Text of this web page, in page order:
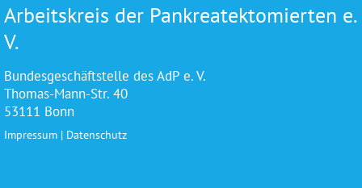
Arbeitskreis der Pankreatektomierten e.
V.
Bundesgeschäftstelle des AdP e. V.
Thomas-Mann-Str. 40
53111 Bonn
Impressum | Datenschutz